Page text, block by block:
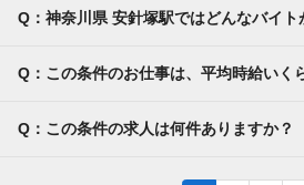
Q：神奈川県 安針塚駅ではどんなバイト
Q：この条件のお仕事は、平均時給いく
Q：この条件の求人は何件ありますか？